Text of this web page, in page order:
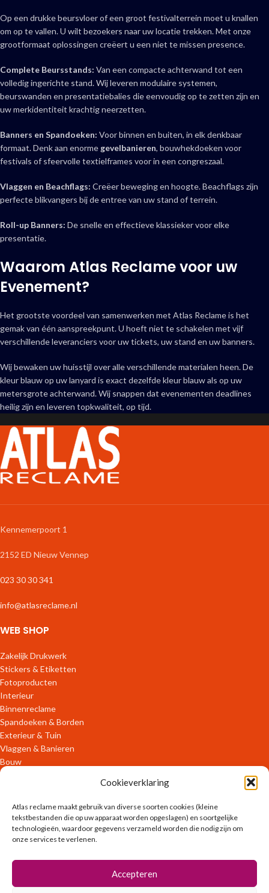
Cookieverklaring
Atlas reclame maakt gebruik van diverse soorten cookies (kleine
tekstbestanden die op uw apparaat worden opgeslagen) en soortgelijke
technologieën, waardoor gegevens verzameld worden die nodig zijn om
onze services te verlenen.
Accepteren
Op een drukke beursvloer of een groot festivalterrein moet u knallen
om op te vallen. U wilt bezoekers naar uw locatie trekken. Met onze
grootformaat oplossingen creëert u een niet te missen presence.
Complete Beursstands: Van een compacte achterwand tot een
volledig ingerichte stand. Wij leveren modulaire systemen,
beurswanden en presentatiebalies die eenvoudig op te zetten zijn en
uw merkidentiteit krachtig neerzetten.
Banners en Spandoeken: Voor binnen en buiten, in elk denkbaar
formaat. Denk aan enorme gevelbanieren, bouwhekdoeken voor
festivals of sfeervolle textielframes voor in een congreszaal.
Vlaggen en Beachflags: Creëer beweging en hoogte. Beachflags zijn
perfecte blikvangers bij de entree van uw stand of terrein.
Roll-up Banners: De snelle en effectieve klassieker voor elke
presentatie.
Waarom Atlas Reclame voor uw
Evenement?
Het grootste voordeel van samenwerken met Atlas Reclame is het
gemak van één aanspreekpunt. U hoeft niet te schakelen met vijf
verschillende leveranciers voor uw tickets, uw stand en uw banners.
Wij bewaken uw huisstijl over alle verschillende materialen heen. De
kleur blauw op uw lanyard is exact dezelfde kleur blauw als op uw
metersgrote achterwand. Wij snappen dat evenementen deadlines
heilig zijn en leveren topkwaliteit, op tijd.
Kennemerpoort 1
2152 ED Nieuw Vennep
023 30 30 341
info@atlasreclame.nl
WEB SHOP
Zakelijk Drukwerk
Stickers & Etiketten
Fotoproducten
Interieur
Binnenreclame
Spandoeken & Borden
Exterieur & Tuin
Vlaggen & Banieren
Bouw
Verpakkingen
OFFLINE DIENSTEN
Ontwerpen
Promotiekleding